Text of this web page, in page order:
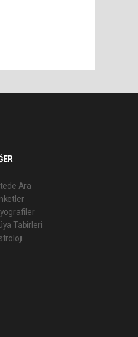
Ara
Tabirleri